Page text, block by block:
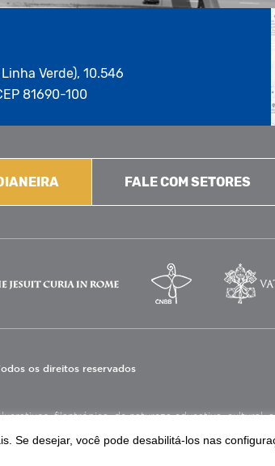
Verde), 10.546
81690-100
FALE COM SETORES
os direitos reservados
filantrópica, de natureza educativa, cultural,
Se desejar, você pode desabilitá-los nas